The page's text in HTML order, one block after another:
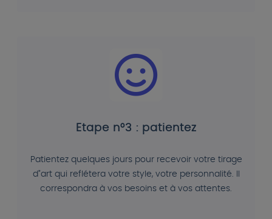
Etape n°3 : patientez
Patientez quelques jours pour recevoir votre tirage
d"art qui reflétera votre style, votre personnalité. Il
correspondra à vos besoins et à vos attentes.